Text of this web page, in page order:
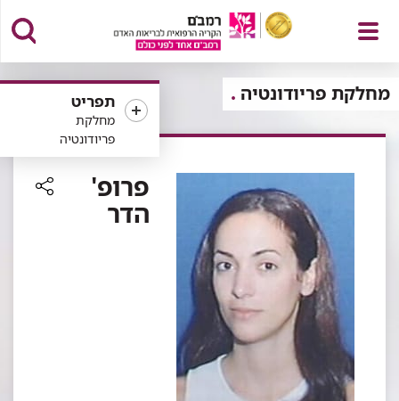
פתח
תפריט
תפריט
מחלקת
פריודונטיה
מחלקת פריודונטיה
פרופ'
הדר